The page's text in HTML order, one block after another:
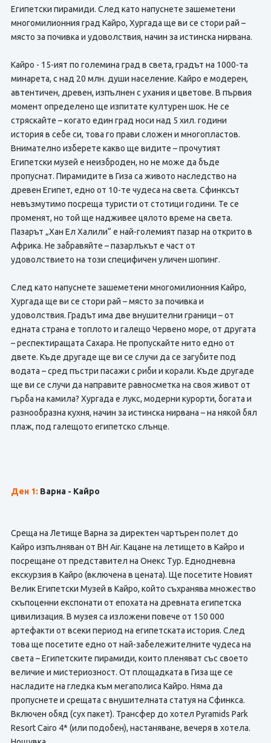
Египетски пирамиди. След като напуснете зашеметени
многомилионния град Кайро, Хургада ще ви се стори рай –
място за почивка и удоволствия, начин за истинска нирвана.
Кайро - 15-ият по големина град в света, градът на 1000-та
минарета, с над 20 млн. души население. Кайро е модерен,
автентичен, древен, изпълнен с ухания и цветове. В първия
момент определено ще изпитате културен шок. Не се
стряскайте – когато един град носи над 5 хил. години
история в себе си, това го прави сложен и многопластов.
Внимателно изберете какво ще видите – прочутият
Египетски музей е неизброден, но не може да бъде
пропуснат. Пирамидите в Гиза са живото наследство на
древен Египет, едно от 10-те чудеса на света. Сфинксът
невъзмутимо посреща туристи от стотици години. Те се
променят, но той ще надживее цялото време на света.
Пазарът „Хан Ел Халили“ е най-големият пазар на открито в
Африка. Не забравяйте – пазарлъкът е част от
удоволствието на този специфичен уличен шопинг.
След като напуснете зашеметени многомилионния Кайро,
Хургада ще ви се стори рай – място за почивка и
удоволствия. Градът има две внушителни граници – от
едната страна е топлото и галещо Червено море, от другата
– респектиращата Сахара. Не пропускайте нито едно от
двете. Къде другаде ще ви се случи да се загубите под
водата – сред пъстри пасажи с риби и корали. Къде другаде
ще ви се случи да направите равносметка на своя живот от
гърба на камила? Хургада е лукс, модерни курорти, богата и
разнообразна кухня, начин за истинска нирвана – на някой бял
плаж, под галещото египетско слънце.
Ден 1: Варна - Кайро
Среща на Летище Варна за директен чартърен полет до
Кайро изпълняван от BH Air. Кацане на летището в Кайро и
посрещане от представител на Онекс Тур. Еднодневна
екскурзия в Кайро (включена в цената). Ще посетите Новият
Велик Египетски Музей в Кайро, който съхранява множество
скъпоценни експонати от епохата на древната египетска
цивилизация. В музея са изложени повече от 150 000
артефакти от всеки период на египетската история. След
това ще посетите едно от най-забележителните чудеса на
света – Египетските пирамиди, които пленяват със своето
величие и мистериозност. От площадката в Гиза ще се
насладите на гледка към мегаполиса Кайро. Няма да
пропуснете и срещата с внушителната статуя на Сфинкса.
Включен обяд (сух пакет). Трансфер до хотел Pyramids Park
Resort Cairo 4* (или подобен), настаняване, вечеря в хотела.